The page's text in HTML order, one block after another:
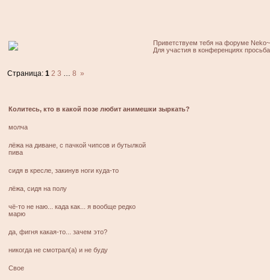
Приветствуем тебя на форуме
Для участия в конференциях
Страница:1 2 3 … 8 »
Колитесь, кто в какой позе любит анимешки зыркать?
молча
лёжа на диване, с пачкой чипсов и бутылкой
пива
сидя в кресле, закинув ноги куда-то
лёжа, сидя на полу
чё-то не наю... када как... я вообще редко
марю
да, фигня какая-то... зачем это?
никогда не смотрал(а) и не буду
Свое